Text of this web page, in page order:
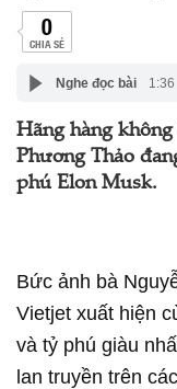
0
CHIA SẺ
Nghe đọc bài 1:36
Hãng hàng
Phương Thảo
phú Elon Musk.
Bức ảnh bà
Vietjet xuất hiện
và tỷ phú giàu
lan truyền trên